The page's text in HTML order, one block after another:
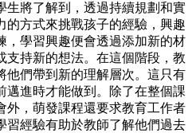
生將了解到，透過持續規劃和實
的方式來挑戰孩子的經驗，興趣
，學習興趣便會透過添加新的材
支持新的想法。在這個階段，教
他們帶到新的理解層次。這只有
邁進時才能做到。除了在整個課
外，萌發課程還要求教育工作者
習經驗有助於教師了解他們過去